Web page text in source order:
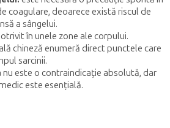
coagulare, deoarece există riscul de
a sângelui.
în unele zone ale corpului.
chineză enumeră direct punctele care
sarcinii.
nu este o contraindicație absolută, dar
este esențială.